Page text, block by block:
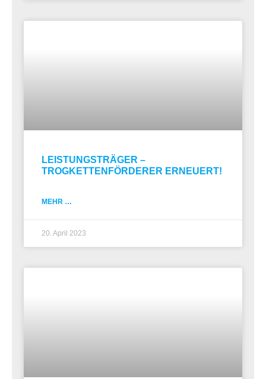
LEISTUNGSTRÄGER –
TROGKETTENFÖRDERER ERNEUERT!
MEHR …
20. April 2023